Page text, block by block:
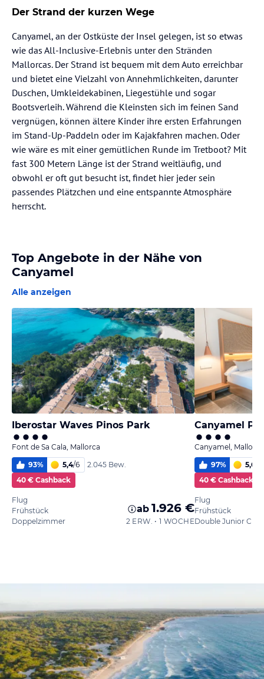
Der Strand der kurzen Wege
Canyamel, an der Ostküste der Insel gelegen, ist so etwas
wie das All-Inclusive-Erlebnis unter den Stränden
Mallorcas. Der Strand ist bequem mit dem Auto erreichbar
und bietet eine Vielzahl von Annehmlichkeiten, darunter
Duschen, Umkleidekabinen, Liegestühle und sogar
Bootsverleih. Während die Kleinsten sich im feinen Sand
vergnügen, können ältere Kinder ihre ersten Erfahrungen
im Stand-Up-Paddeln oder im Kajakfahren machen. Oder
wie wäre es mit einer gemütlichen Runde im Tretboot? Mit
fast 300 Metern Länge ist der Strand weitläufig, und
obwohl er oft gut besucht ist, findet hier jeder sein
passendes Plätzchen und eine entspannte Atmosphäre
herrscht.
Top Angebote in der Nähe von
Canyamel
Alle anzeigen
Iberostar Waves Pinos Park
Font de Sa Cala, Mallorca
93% 5,4/6
2.045 Bew.
40 € Cashback
Flug
Frühstück
Doppelzimmer
ab 1.926 €
2 ERW. • 1 WOCHE
Canyamel, Mallorca
97% 5,6
40 € Cashback
Flug
Frühstück